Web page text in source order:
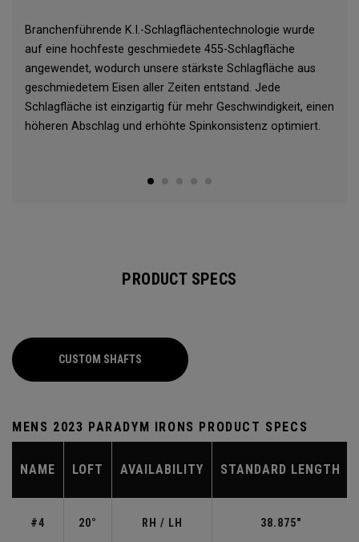
Branchenführende K.I.-Schlagflächentechnologie wurde
auf eine hochfeste geschmiedete 455-Schlagfläche
angewendet, wodurch unsere stärkste Schlagfläche aus
geschmiedetem Eisen aller Zeiten entstand. Jede
Schlagfläche ist einzigartig für mehr Geschwindigkeit, einen
höheren Abschlag und erhöhte Spinkonsistenz optimiert.
PRODUCT SPECS
CUSTOM SHAFTS
MENS 2023 PARADYM IRONS PRODUCT SPECS
NAME LOFT AVAILABILITY STANDARD LENGTH
#4 20° RH / LH 38.875"